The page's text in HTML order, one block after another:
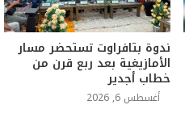
ندوة بتافراوت تستحضر مسار
الأمازيغية بعد ربع قرن من
خطاب أجدير
أغسطس 6, 2026